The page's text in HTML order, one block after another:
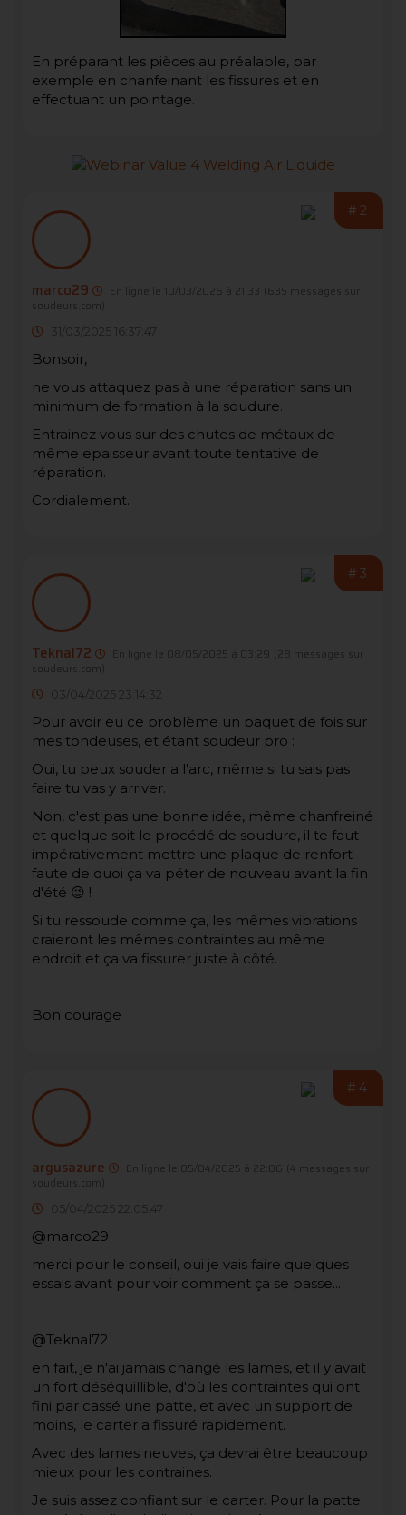
En préparant les pièces au préalable, par
exemple en chanfeinant les fissures et en
effectuant un pointage.
#2
marco29 En ligne le 10/03/2026 à 21:33
(635 messages sur
soudeurs.com)
31/03/2025 16:37:47
Bonsoir,
ne vous attaquez pas à une réparation sans un
minimum de formation à la soudure.
Entrainez vous sur des chutes de métaux de
même epaisseur avant toute tentative de
réparation.
Cordialement.
#3
Teknal72 En ligne le 08/05/2025 à 03:29 (28 messages sur
soudeurs.com)
03/04/2025 23:14:32
Pour avoir eu ce problème un paquet de fois sur
mes tondeuses, et étant soudeur pro :
Oui, tu peux souder a l'arc, même si tu sais pas
faire tu vas y arriver.
Non, c'est pas une bonne idée, même chanfreiné
et quelque soit le procédé de soudure, il te faut
impérativement mettre une plaque de renfort
faute de quoi ça va péter de nouveau avant la fin
d'été 😉 !
Si tu ressoude comme ça, les mêmes vibrations
craieront les mêmes contraintes au même
endroit et ça va fissurer juste à côté.
Bon courage
#4
argusazure En ligne le 05/04/2025 à 22:06
(4 messages sur
soudeurs.com)
05/04/2025 22:05:47
@marco29
merci pour le conseil, oui je vais faire quelques
essais avant pour voir comment ça se passe...
@Teknal72
en fait, je n'ai jamais changé les lames, et il y avait
un fort déséquillible, d'où les contraintes qui ont
fini par cassé une patte, et avec un support de
moins, le carter a fissuré rapidement.
Avec des lames neuves, ça devrai être beaucoup
mieux pour les contraines.
Je suis assez confiant sur le carter. Pour la patte